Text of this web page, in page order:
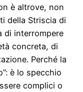
è altrove, non
della Striscia di
di interrompere
concreta, di
Perché la
è lo specchio
complici o